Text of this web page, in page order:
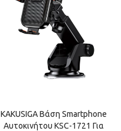
KAKUSIGA Βάση Smartphone
Αυτοκινήτου KSC-1721 Για